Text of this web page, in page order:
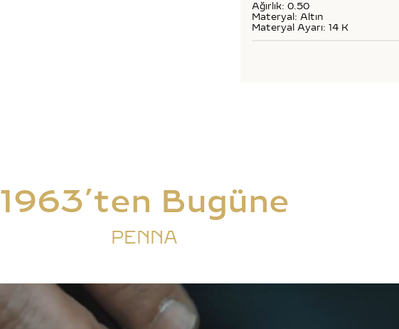
Ağırlık: 0.50
Materyal: Altın
Materyal Ayarı: 14 K
1963’ten Bugüne
PENNA